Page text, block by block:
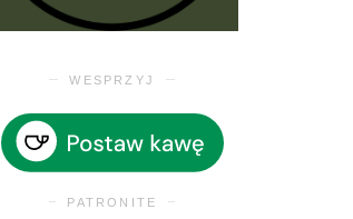
WESPRZYJ
PATRONITE